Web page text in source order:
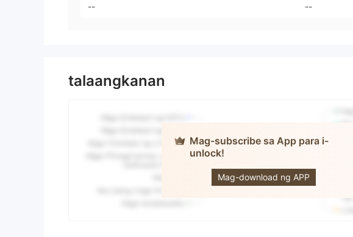
--
--
talaangkanan
Mag-subscribe sa App para i-
unlock!
Mag-download ng APP
CAPITAL